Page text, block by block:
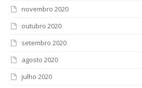
novembro 2020
outubro 2020
setembro 2020
agosto 2020
julho 2020